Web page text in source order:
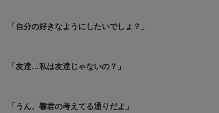
「自分の好きなようにしたいでしょ？」
「友達…私は友達じゃないの？」
「うん、響君の考えてる通りだよ」